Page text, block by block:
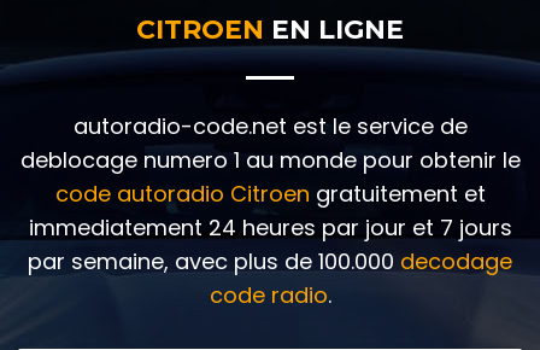
CITROEN EN LIGNE
autoradio-code.net est le service de
deblocage numero 1 au monde pour obtenir le
code autoradio Citroen gratuitement et
immediatement 24 heures par jour et 7 jours
par semaine, avec plus de 100.000 decodage
code radio.